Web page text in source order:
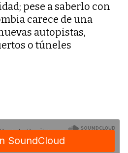
pese a saberlo con
carece de una
autopistas,
o túneles